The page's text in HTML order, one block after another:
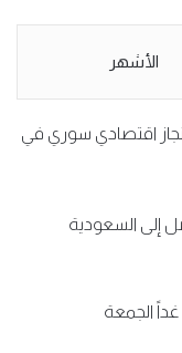
يعني ولا خمر؟!.
الأشهر
16 عاماً.. إنجاز اقتصادي سوري في
إلى السعودية
الجمعة